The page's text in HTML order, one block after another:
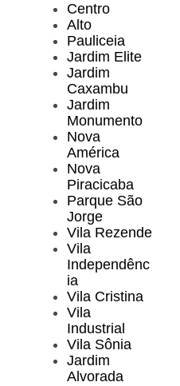
Centro
Alto
Pauliceia
Jardim Elite
Jardim
Caxambu
Jardim
Monumento
Nova
América
Nova
Piracicaba
Parque São
Jorge
Vila Rezende
Vila
Independênc
ia
Vila Cristina
Vila
Industrial
Vila Sônia
Jardim
Alvorada